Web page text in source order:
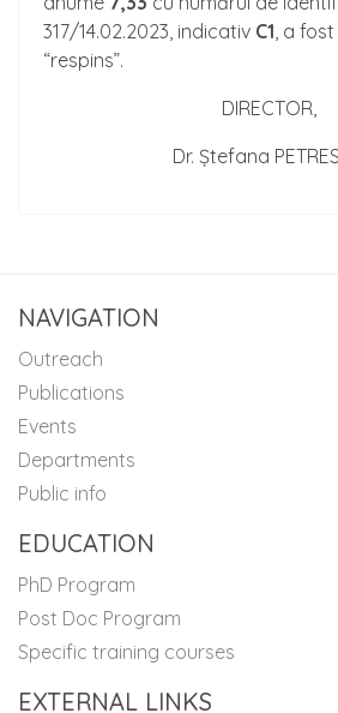
317/14.02.2023, indicativ C1, a
“respins”.
DIRECTOR,
Dr. Ștefana
NAVIGATION
Outreach
Publications
Events
Departments
Public info
EDUCATION
PhD Program
Post Doc Program
Specific training courses
EXTERNAL LINKS